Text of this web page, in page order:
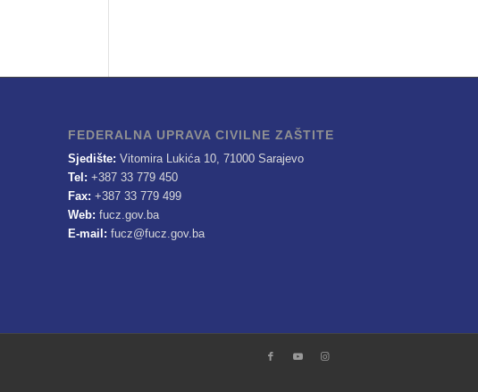
FEDERALNA UPRAVA CIVILNE ZAŠTITE
Sjedište: Vitomira Lukića 10, 71000 Sarajevo
Tel: +387 33 779 450
Fax: +387 33 779 499
Web: fucz.gov.ba
E-mail: fucz@fucz.gov.ba